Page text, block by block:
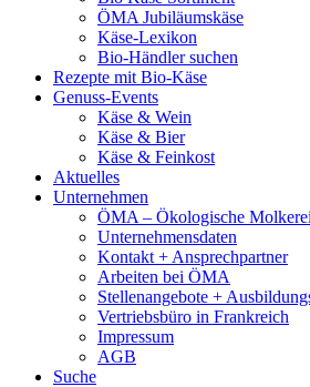
ÖMA Jubiläumskäse
Käse-Lexikon
Bio-Händler suchen
Rezepte mit Bio-Käse
Genuss-Events
Käse & Wein
Käse & Bier
Käse & Feinkost
Aktuelles
Unternehmen
ÖMA – Ökologische
Unternehmensdaten
Kontakt + Ansprechpartner
Arbeiten bei ÖMA
Stellenangebote +
Vertriebsbüro in Frankreich
Impressum
AGB
Suche